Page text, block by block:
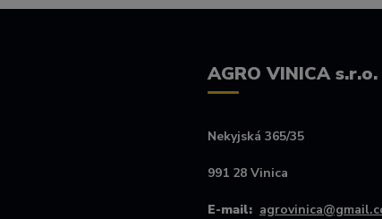
AGRO VINICA s.r.o.
Nekyjská 365/35
991 28 Vinica
E-mail: